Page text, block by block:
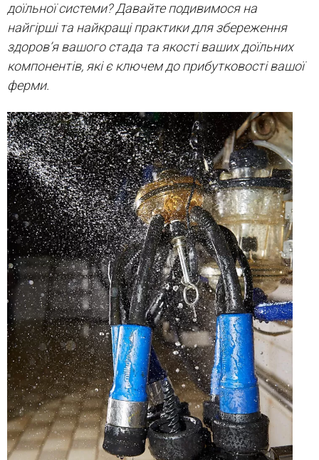
доїльної системи? Давайте подивимося на
найгірші та найкращі практики для збереження
здоров’я вашого стада та якості ваших доїльних
компонентів, які є ключем до прибутковості вашої
ферми.